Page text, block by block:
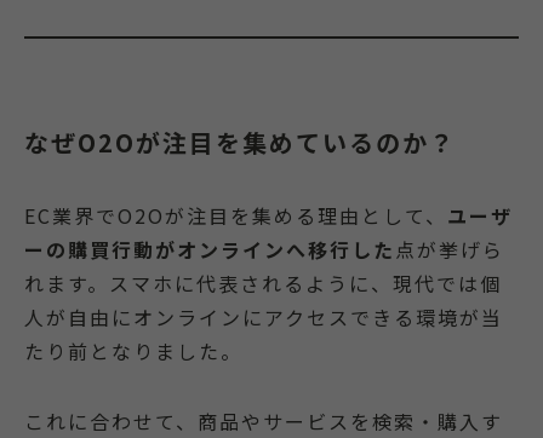
なぜO2Oが注目を集めているのか？
EC業界でO2Oが注目を集める理由として、 ユーザ
ーの購買行動がオンラインへ移行した点が挙げら
れます。スマホに代表されるように、現代では個
人が自由にオンラインにアクセスできる環境が当
たり前となりました。
これに合わせて、商品やサービスを検索・購入す